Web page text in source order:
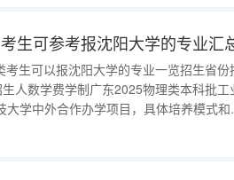
生可参考报沈阳大学的专业汇
生可以报沈阳大学的专业一览招生省份
人数学费学制广东2025物理类本科批工
大学中外合作办学项目，具体培养模式和
/联合路校区)(中外合作办学)739000/4广